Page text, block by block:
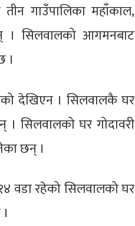
गाउँपालिका महाँकाल,
। सिलवालको आगमनबाट
।
देखिएन । सिलवालकै घर
सिलवालको घर गोदावरी
छन् ।
वडा रहेको सिलवालको घर